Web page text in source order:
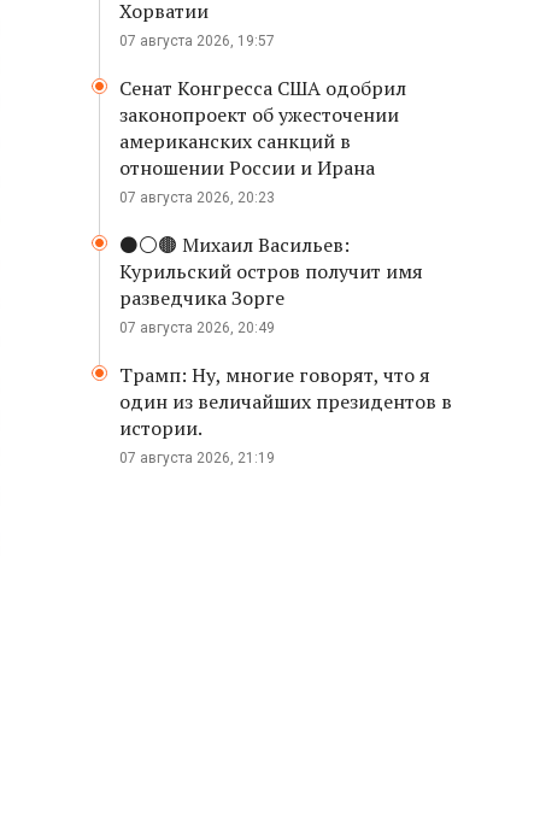
Хорватии
07 августа 2026, 19:57
Сенат Конгресса США одобрил
законопроект об ужесточении
американских санкций в
отношении России и Ирана
07 августа 2026, 20:23
⚫️⚪️🟤 Михаил Васильев:
Курильский остров получит имя
разведчика Зорге
07 августа 2026, 20:49
Трамп: Ну, многие говорят, что я
один из величайших президентов в
истории.
07 августа 2026, 21:19